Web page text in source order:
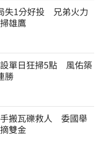
失1分好投　兄弟火力
雄鷹
單日狂掃5點　風佑築
勝
搬瓦礫救人　委國舉
雙金